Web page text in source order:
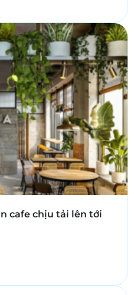
cafe chịu tải lên tới